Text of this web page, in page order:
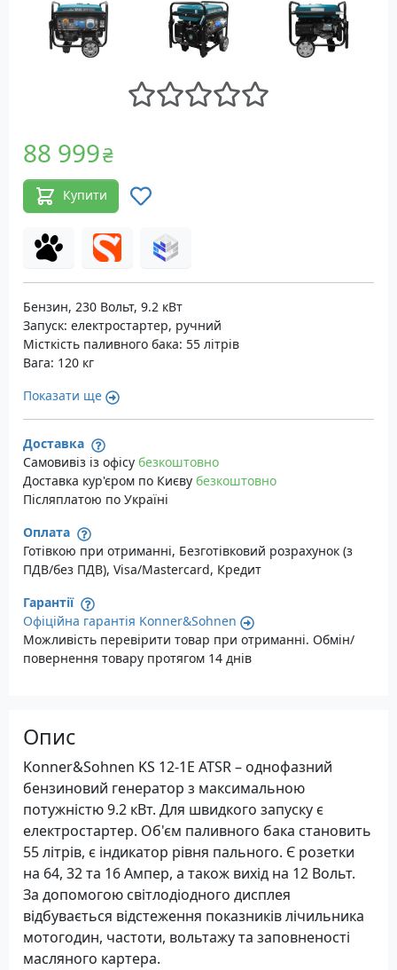
88 999₴
Купити
Бензин, 230 Вольт, 9.2 кВт
Запуск: електростартер, ручний
Місткість паливного бака: 55 літрів
Вага: 120 кг
Показати ще
Доставка
Самовивіз із офісу безкоштовно
Доставка кур'єром по Києву безкоштовно
Післяплатою по Україні
Оплата
Готівкою при отриманні, Безготівковий розрахунок (з
ПДВ/без ПДВ), Visa/Mastercard, Кредит
Гарантії
Офіційна гарантія Konner&Sohnen
Можливість перевірити товар при отриманні. Обмін/
повернення товару протягом 14 днів
Опис
Konner&Sohnen KS 12-1E ATSR – однофазний
бензиновий генератор з максимальною
потужністю 9.2 кВт. Для швидкого запуску є
електростартер. Об'єм паливного бака становить
55 літрів, є індикатор рівня пального. Є розетки
на 64, 32 та 16 Ампер, а також вихід на 12 Вольт.
За допомогою світлодіодного дисплея
відбувається відстеження показників лічильника
мотогодин, частоти, вольтажу та заповненості
масляного картера.